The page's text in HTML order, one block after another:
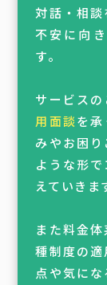
対話・相
不安に向
す。
サービス
用面談を
みやお困
ような形
えていきま
また料金
種制度の
点や気に